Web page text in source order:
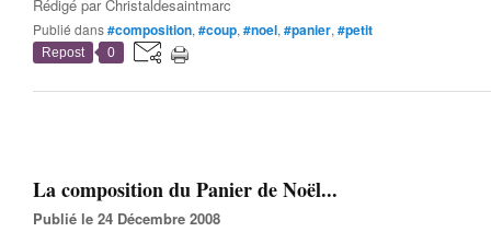
Rédigé parChristaldesaintmarc
Publié dans#composition, #coup, #noel, #panier, #petit
Repost 0
La composition du Panier de Noël...
Publié le 24 Décembre 2008